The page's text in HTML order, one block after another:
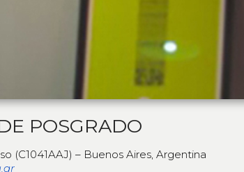
POSGRADO
(C1041AAJ) – Buenos Aires, Argentina